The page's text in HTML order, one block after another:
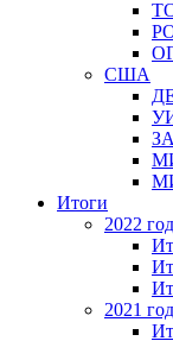
США
Итоги
2022 год
2021 год